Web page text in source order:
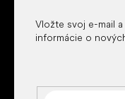
Vložte svoj e-mail a
informácie o